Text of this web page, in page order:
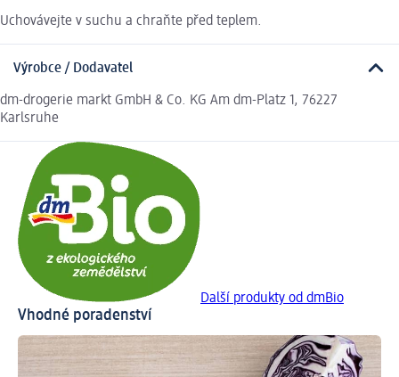
Uchovávejte v suchu a chraňte před teplem.
Výrobce / Dodavatel
dm-drogerie markt GmbH & Co. KG Am dm-Platz 1, 76227
Karlsruhe
Další produkty od dmBio
Vhodné poradenství